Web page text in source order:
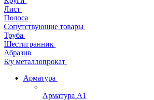
Лист
Полоса
Сопутствующие товары
Труба
Шестигранник
Абразив
Б/у металлопрокат
Арматура
Арматура А1